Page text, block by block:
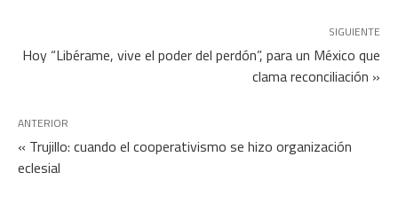
SIGUIENTE
Hoy “Libérame, vive el poder del perdón”, para un México que
clama reconciliación »
ANTERIOR
« Trujillo: cuando el cooperativismo se hizo organización
eclesial